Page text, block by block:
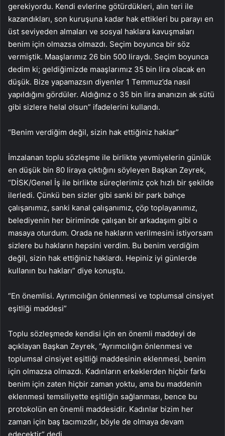
gerekiyordu. Kendi evlerine götürdükleri, alın teri ile
kazandıkları, son kuruşuna kadar hak ettikleri bu parayı en
üst seviyeden almaları ve sosyal haklara kavuşmaları
benim için olmazsa olmazdı. Seçim boyunca bir söz
vermiştik. Maaşlarımız 26 bin 500 liraydı. Seçim boyunca
dedim ki; geldiğimizde maaşlarımız 35 bin lira olacak en
düşük. Bize yapamazsın diyenler 1 Temmuz’da nasıl
yapıldığını gördüler. Aldığınız o 35 bin lira ananızın ak sütü
gibi sizlere helal olsun” ifadelerini kullandı.
“Benim verdiğim değil, sizin hak ettiğiniz haklar”
İmzalanan toplu sözleşme ile birlikte yevmiyelerin günlük
en düşük bin 80 liraya çıktığını söyleyen Başkan Zeyrek,
“DİSK/Genel İş ile birlikte süreçlerimiz çok hızlı bir şekilde
ilerledi. Çünkü ben sizler gibi sanki bir park bahçe
çalışanımız, sanki kanal çalışanımız, çöp toplayanımız,
belediyenin her biriminde çalışan bir arkadaşım gibi o
masaya oturdum. Orada ne hakların verilmesini istiyorsam
sizlere bu hakların hepsini verdim. Bu benim verdiğim
değil, sizin hak ettiğiniz haklardı. Hepiniz iyi günlerde
kullanın bu hakları” diye konuştu.
“En önemlisi. Ayrımcılığın önlenmesi ve toplumsal cinsiyet
eşitliği maddesi”
Toplu sözleşmede kendisi için en önemli maddeyi de
açıklayan Başkan Zeyrek, “Ayrımcılığın önlenmesi ve
toplumsal cinsiyet eşitliği maddesinin eklenmesi, benim
için olmazsa olmazdı. Kadınların erkeklerden hiçbir farkı
benim için zaten hiçbir zaman yoktu, ama bu maddenin
eklenmesi temsiliyette eşitliğin sağlanması, bence bu
protokolün en önemli maddesidir. Kadınlar bizim her
zaman için baş tacımızdır, böyle de olmaya devam